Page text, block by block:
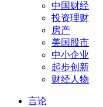
中国财经
投资理财
房产
美国股市
中小企业
起步创新
财经人物
言论